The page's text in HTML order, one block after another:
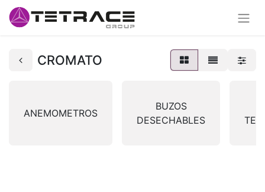
CROMATO
ANEMOMETROS
BUZOS
DESECHABLES